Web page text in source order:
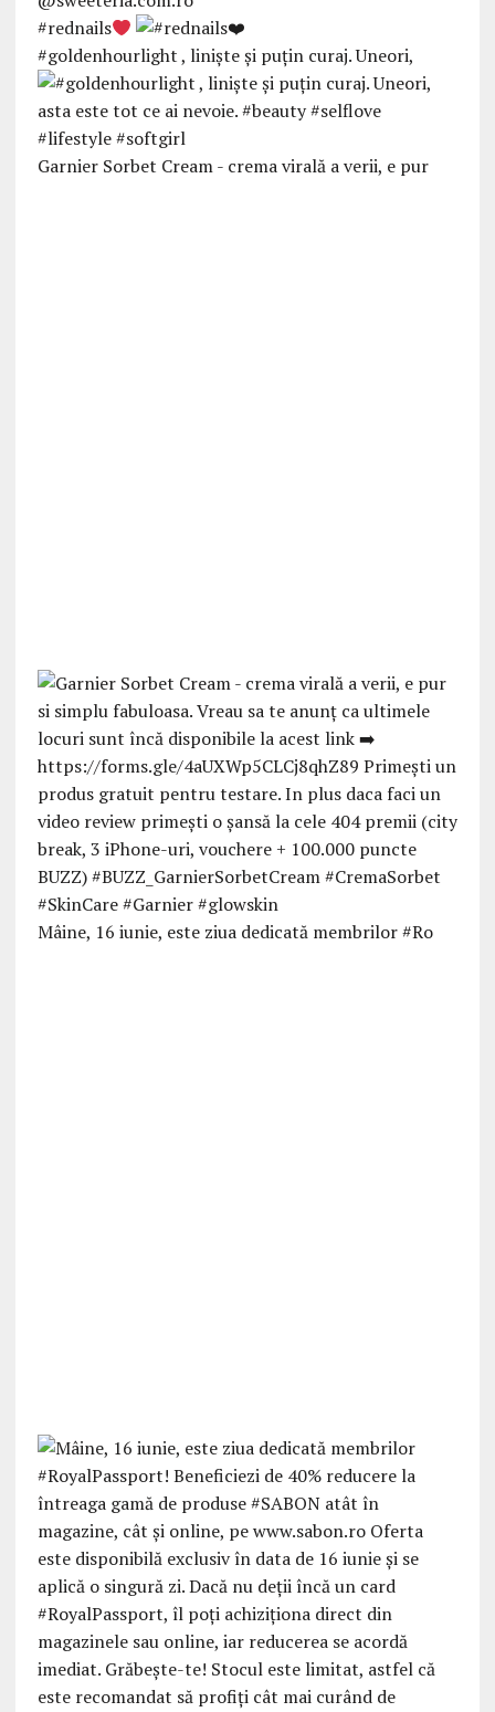
#rednails
#goldenhourlight , linişte şi puţin curaj. Uneori,
Garnier Sorbet Cream - crema virală a verii, e pur
Mâine, 16 iunie, este ziua dedicată membrilor #Ro